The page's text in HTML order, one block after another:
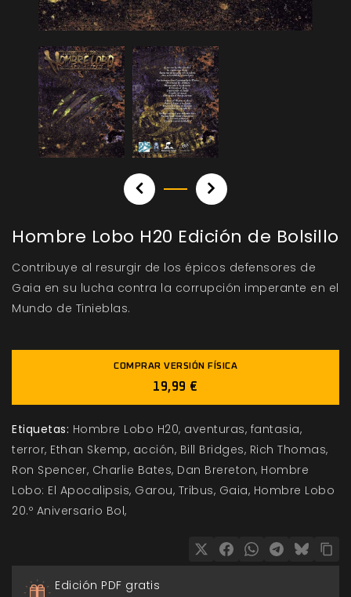
Hombre Lobo H20 Edición de Bolsillo
Contribuye al resurgir de los épicos defensores de
Gaia en su lucha contra la corrupción imperante en el
Mundo de Tinieblas.
COMPRAR VERSIÓN FÍSICA
19,99 €
Etiquetas: Hombre Lobo H20 aventuras fantasia
terror Ethan Skemp acción Bill Bridges Rich Thomas
Ron Spencer Charlie Bates Dan Brereton Hombre
Lobo: El Apocalipsis Garou Tribus Gaia Hombre Lobo
20.º Aniversario Bol
Edición PDF gratis